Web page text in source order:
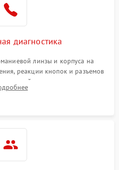
диагностика
линзы и корпуса на
реакции кнопок и разъемов
сигнатуры на экран,
и считывание системных